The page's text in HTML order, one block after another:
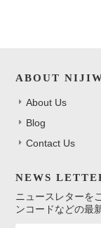
ABOUT
About Us
Blog
Contact Us
NEWS
ニュースレターを
ンコードなどの最